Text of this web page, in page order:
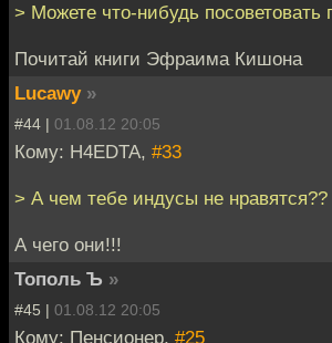
> Можете что-нибудь посоветовать
Почитай книги Эфраима Кишона
Lucawy »
#44 | 01.08.12 20:05
Кому: H4EDTA, #33
> А чем тебе индусы не нравятся??
А чего они!!!
Тополь Ъ »
#45 | 01.08.12 20:05
Кому: Пенсионер, #25